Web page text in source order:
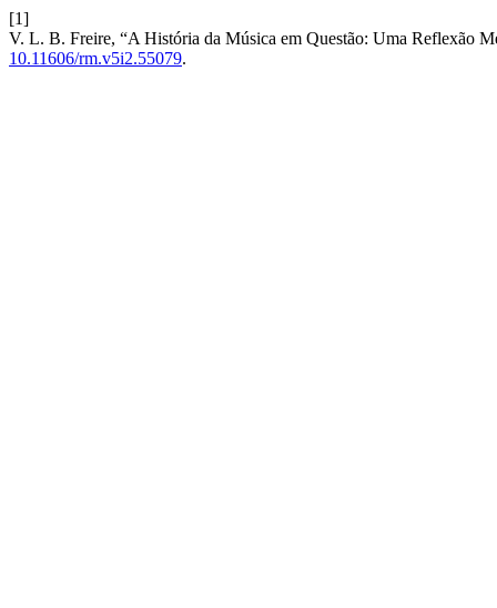
[1]
V. L. B. Freire, “A História da Música em Questão: Uma Reflexão
10.11606/rm.v5i2.55079.